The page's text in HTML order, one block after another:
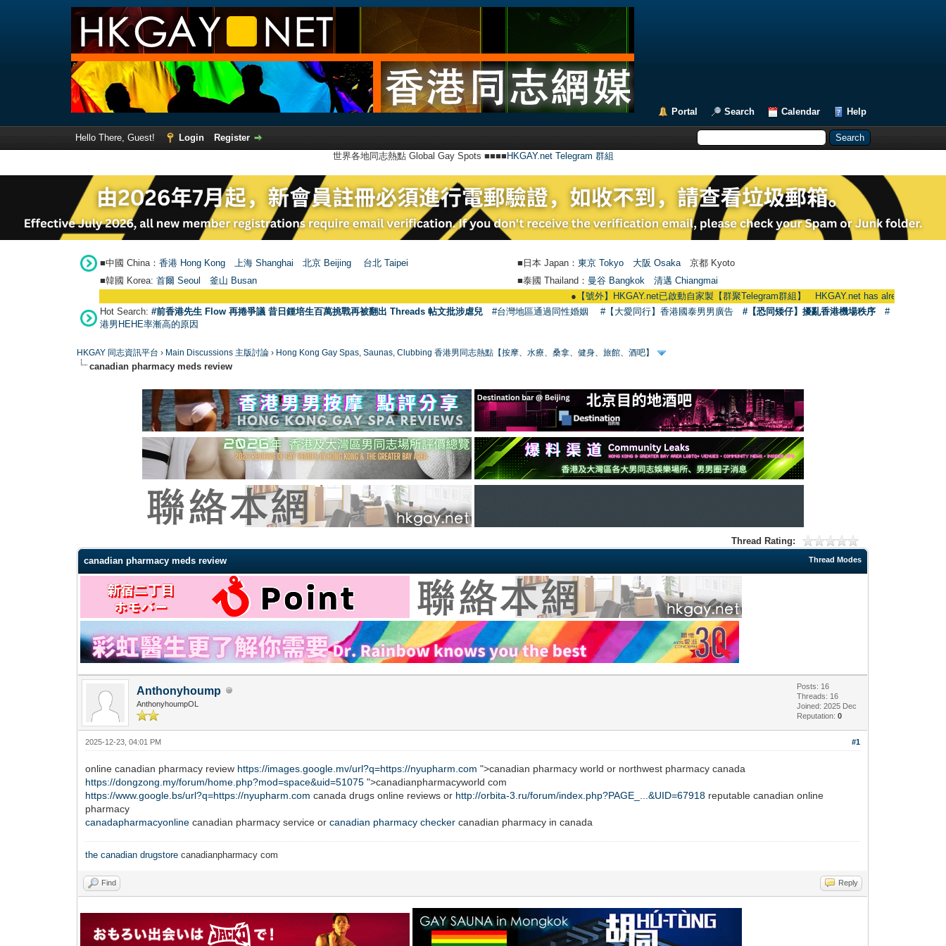
Portal Search Calendar Help
Hello There, Guest! Login
Register
世界各地同志熱點 Global Gay Spots ■■■■ HKGAY.net Telegram 群組
■中國 China： 香港 Hong Kong 上海 Shanghai 北京 Beijing 台北 Taipei ■日本 Japan： 東京 Tokyo 大阪 Osaka 京都 Kyoto
■韓國 Korea: 首爾 Seou 釜山 Busan ■泰國 Thailand： 曼谷 Bangkok
清邁 Chiangmai
【號外】HKGAY.net已啟動自家製【群聚Telegram群組】 HKGAY.net has already opened a
Hot Search: #前香港先生 Flow 再捲爭議 昔日鍾培生百萬挑戰再被翻出 Threads 帖文批涉虐兒 #台灣地區通過同性婚姻 #【大愛同行】香港國泰男男廣告 #【恐同矮仔】擾亂香港機場秩序
#
港男HEHE率漸高的原因
HKGAY 同志資訊平台 › Main Discussions 主版討論 › Hong Kong Gay Spas, Saunas, Clubbing 香港男同志熱點【按摩、水療、桑拿、健身、旅館、酒吧】
canadian pharmacy meds review
Thread Rating:
Thread Modes
canadian pharmacy meds review
Anthonyhoump
AnthonyhoumpOL
Posts: 16
Threads: 16
Joined: 2025 Dec
Reputation:0
#1
2025-12-23, 04:01 PM
online canadian pharmacy review https://images.google.mv/url?q=https://nyupharm.com ">canadian pharmacy world or northwest pharmacy canada
https://dongzong.my/forum/home.php?mod=space&uid=51075 ">canadianpharmacyworld com
https://www.google.bs/url?q=https://nyupharm.com canada drugs online reviews or http://orbita-3.ru/forum/index.php?PAGE_...&UID=67918 reputable canadian online
pharmacy
canadapharmacyonline canadian pharmacy service orcanadian pharmacy checker canadian pharmacy in canada
the canadian drugstore canadianpharmacy com
Find Reply